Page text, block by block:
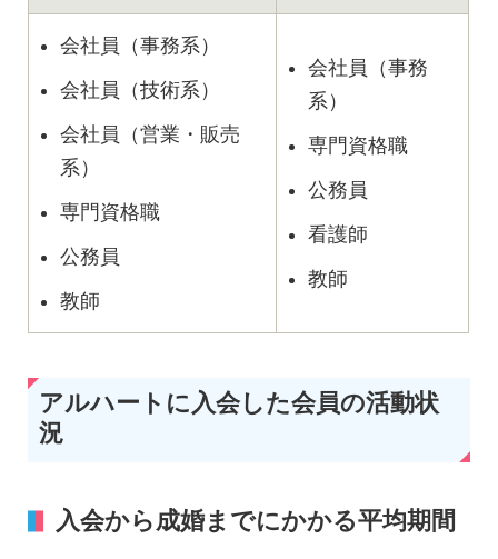
会社員（事務系）
会社員（技術系）
会社員（営業・販売
系）
専門資格職
公務員
教師
会社員（事務
系）
専門資格職
公務員
看護師
教師
アルハートに入会した会員の活動状
況
入会から成婚までにかかる平均期間